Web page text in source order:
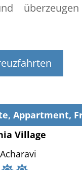
Appartment,
Village